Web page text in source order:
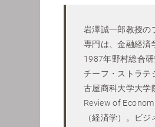
岩澤誠一郎教授の
専門は、金融経済
1987年野村総合
チーフ・ストラテ
古屋商科大学大学
Review of
（経済学）。ビ